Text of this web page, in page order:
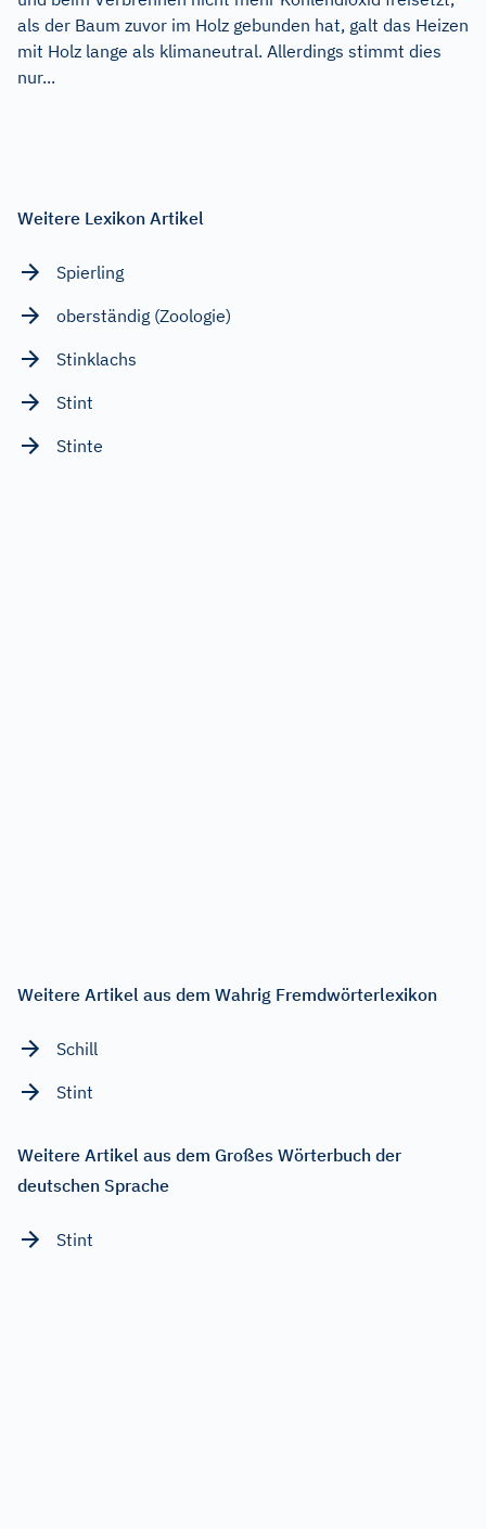
als der Baum zuvor im Holz gebunden hat, galt das Heizen
mit Holz lange als klimaneutral. Allerdings stimmt dies
nur...
Weitere Lexikon Artikel
Spierling
oberständig (Zoologie)
Stinklachs
Stint
Stinte
Weitere Artikel aus dem Wahrig Fremdwörterlexikon
Schill
Stint
Weitere Artikel aus dem Großes Wörterbuch der
deutschen Sprache
Stint